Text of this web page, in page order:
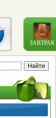
ЗАВТРАК